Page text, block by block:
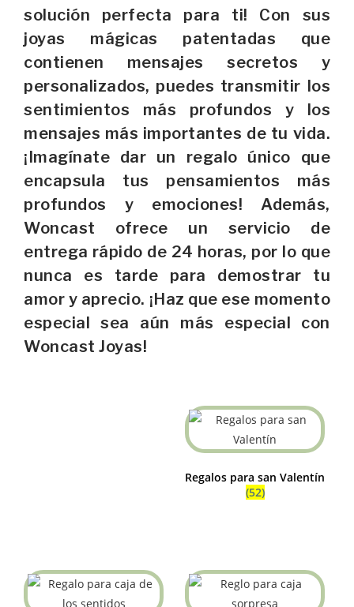
solución perfecta para ti! Con sus
joyas mágicas patentadas que
contienen mensajes secretos y
personalizados, puedes transmitir los
sentimientos más profundos y los
mensajes más importantes de tu vida.
¡Imagínate dar un regalo único que
encapsula tus pensamientos más
profundos y emociones! Además,
Woncast ofrece un servicio de
entrega rápido de 24 horas, por lo que
nunca es tarde para demostrar tu
amor y aprecio. ¡Haz que ese momento
especial sea aún más especial con
Woncast Joyas!
Regalos para san Valentín
(52)